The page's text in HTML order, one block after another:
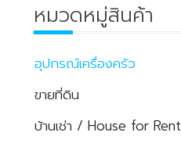
หมวดหมู่สินค้า
อุปกรณ์เครื่องครัว
ขายที่ดิน
บ้านเช่า / House for Rent